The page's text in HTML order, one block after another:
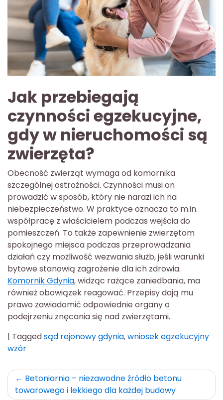
Jak przebiegają
czynności egzekucyjne,
gdy w nieruchomości są
zwierzęta?
Obecność zwierząt wymaga od komornika
szczególnej ostrożności. Czynności musi on
prowadzić w sposób, który nie narazi ich na
niebezpieczeństwo. W praktyce oznacza to m.in.
współpracę z właścicielem podczas wejścia do
pomieszczeń. To także zapewnienie zwierzętom
spokojnego miejsca podczas przeprowadzania
działań czy możliwość wezwania służb, jeśli warunki
bytowe stanowią zagrożenie dla ich zdrowia.
Komornik Gdynia, widząc rażące zaniedbania, ma
również obowiązek reagować. Przepisy dają mu
prawo zawiadomić odpowiednie organy o
podejrzeniu znęcania się nad zwierzętami.
| Taggedsąd rejonowy gdynia,wniosek egzekucyjny
wzór
Nawigacja
Betoniarnia – niezawodne źródło betonu
towarowego i lekkiego dla każdej budowy